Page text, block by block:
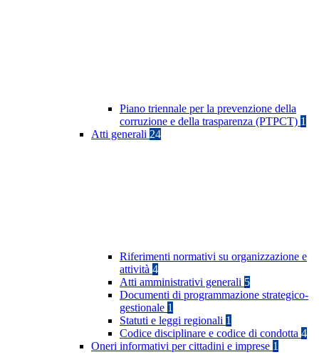
Piano triennale per la prevenzione della
corruzione e della trasparenza (PTPCT) 1
Atti generali 24
Riferimenti normativi su organizzazione e
attività 4
Atti amministrativi generali 5
Documenti di programmazione strategico-
gestionale 1
Statuti e leggi regionali 1
Codice disciplinare e codice di condotta 4
Oneri informativi per cittadini e imprese 1